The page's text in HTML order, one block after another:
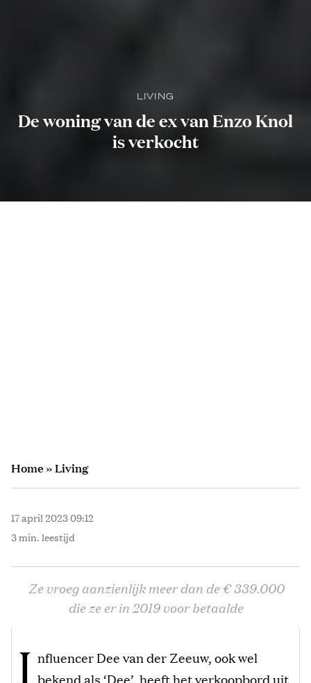
LIVING
De woning van de ex van Enzo Knol
is verkocht
Home»Living
17 april 2023 09:12
3 min. leestijd
Ze vroeg aanzienlijk meer dan de € 339.000
die ze er in 2019 voor betaalde
I nfluencer Dee van der Zeeuw, ook wel
bekend als ‘Dee’, heeft het verkoopbord uit